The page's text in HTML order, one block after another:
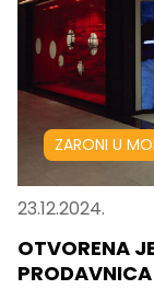
ZARONI U
23.12.2024.
OTVORENA